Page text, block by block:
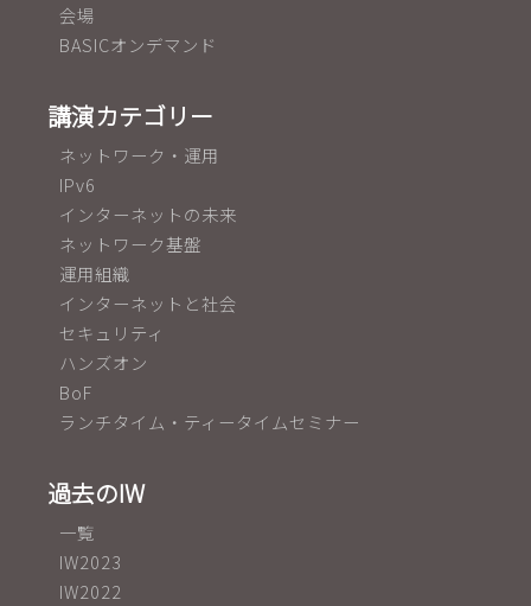
会場
BASICオンデマンド
講演カテゴリー
ネットワーク・運用
IPv6
インターネットの未来
ネットワーク基盤
運用組織
インターネットと社会
セキュリティ
ハンズオン
BoF
ランチタイム・ティータイムセミナー
過去のIW
一覧
IW2023
IW2022